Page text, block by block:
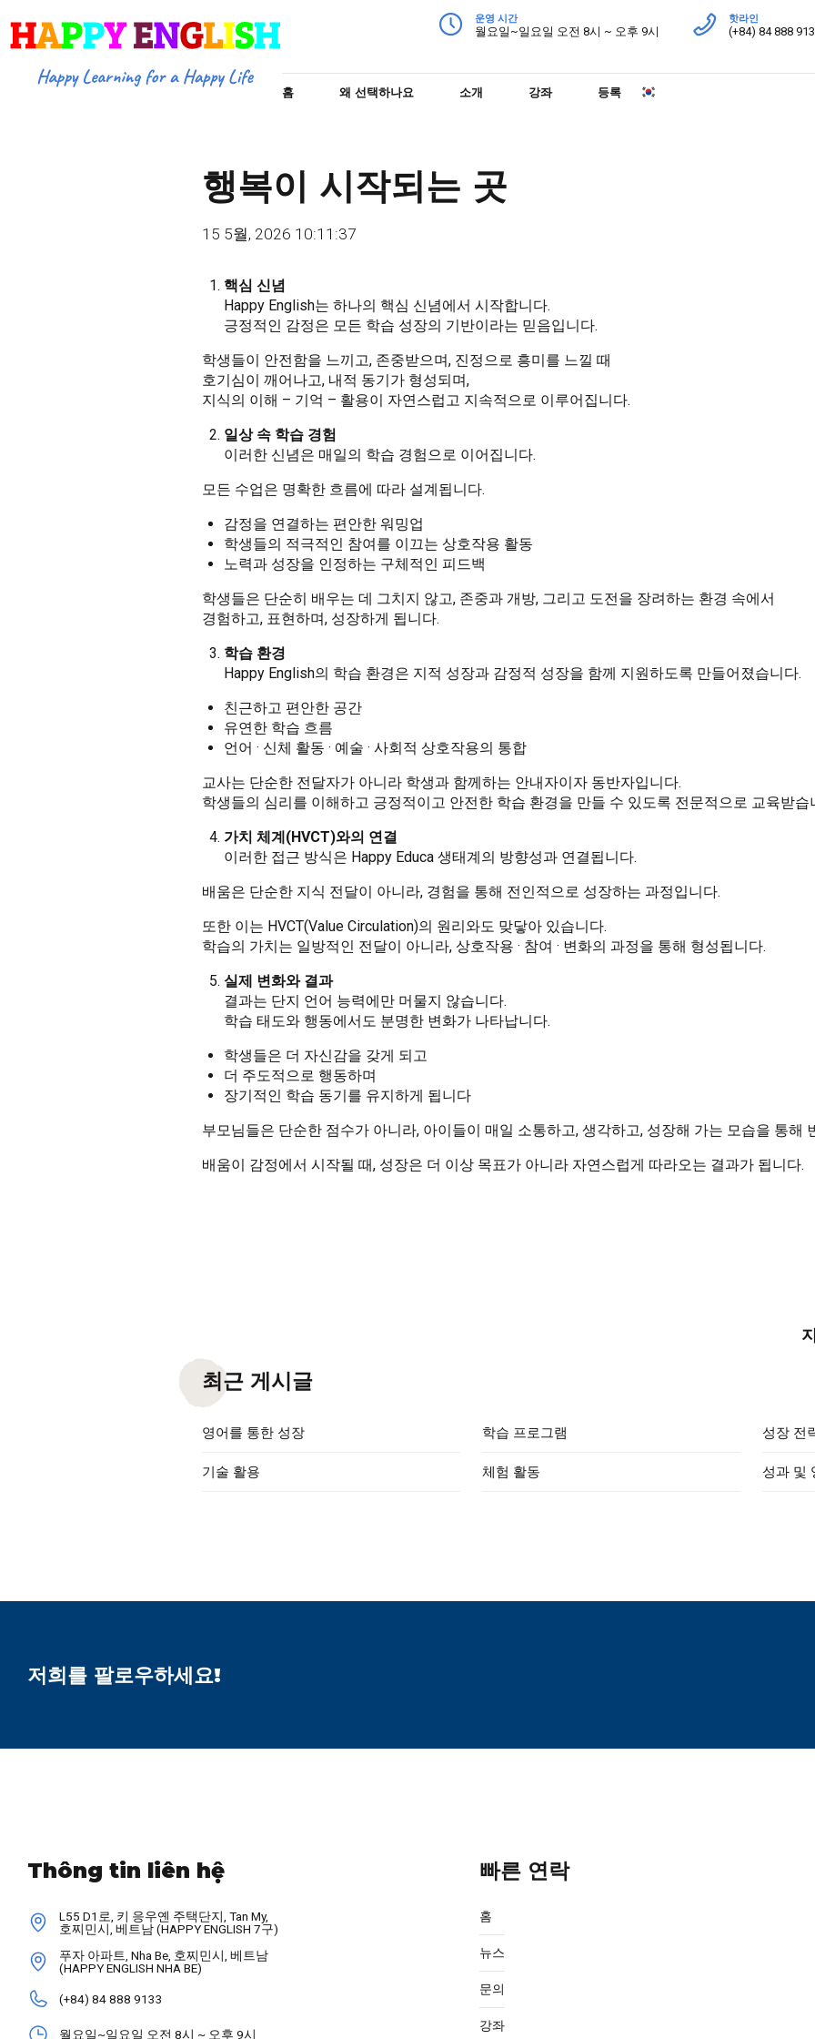
운영 시간
월요일~일요일 오전 8시 ~ 오후 9시
핫라인
(+84) 84 888
홈 왜 선택하나요 소개 강좌 등록
행복이 시작되는 곳
15 5월, 2026 10:11:37
핵심 신념
Happy English는 하나의 핵심 신념에서 시작합니다.
긍정적인 감정은 모든 학습 성장의 기반이라는 믿음입니다.
학생들이 안전함을 느끼고, 존중받으며, 진정으로 흥미를 느낄 때
호기심이 깨어나고, 내적 동기가 형성되며,
지식의 이해 – 기억 – 활용이 자연스럽고 지속적으로 이루어집니다.
일상 속 학습 경험
이러한 신념은 매일의 학습 경험으로 이어집니다.
모든 수업은 명확한 흐름에 따라 설계됩니다.
감정을 연결하는 편안한 워밍업
학생들의 적극적인 참여를 이끄는 상호작용 활동
노력과 성장을 인정하는 구체적인 피드백
학생들은 단순히 배우는 데 그치지 않고, 존중과 개방, 그리고 도전을 장려하는 환경 속에서
경험하고, 표현하며, 성장하게 됩니다.
학습 환경
Happy English의 학습 환경은 지적 성장과 감정적 성장을 함께 지원하도록 만들어졌습니다.
친근하고 편안한 공간
유연한 학습 흐름
언어 · 신체 활동 · 예술 · 사회적 상호작용의 통합
교사는 단순한 전달자가 아니라 학생과 함께하는 안내자이자 동반자입니다.
학생들의 심리를 이해하고 긍정적이고 안전한 학습 환경을 만들 수 있도록 전문적으로 교육받습
가치 체계(HVCT)와의 연결
이러한 접근 방식은 Happy Educa 생태계의 방향성과 연결됩니다.
배움은 단순한 지식 전달이 아니라, 경험을 통해 전인적으로 성장하는 과정입니다.
또한 이는 HVCT(Value Circulation)의 원리와도 맞닿아 있습니다.
학습의 가치는 일방적인 전달이 아니라, 상호작용 · 참여 · 변화의 과정을 통해 형성됩니다.
실제 변화와 결과
결과는 단지 언어 능력에만 머물지 않습니다.
학습 태도와 행동에서도 분명한 변화가 나타납니다.
학생들은 더 자신감을 갖게 되고
더 주도적으로 행동하며
장기적인 학습 동기를 유지하게 됩니다
부모님들은 단순한 점수가 아니라, 아이들이 매일 소통하고, 생각하고, 성장해 가는 모습을 통해
배움이 감정에서 시작될 때, 성장은 더 이상 목표가 아니라 자연스럽게 따라오는 결과가 됩니다.
최근 게시글
영어를 통한 성장 학습 프로그램 성장 전
기술 활용 체험 활동 성과 및
저희를 팔로우하세요!
Thông tin liên hệ
L55 D1로, 키 응우옌 주택단지, Tan My,
호찌민시, 베트남 (HAPPY ENGLISH 7구)
푸자 아파트, Nha Be, 호찌민시, 베트남
(HAPPY ENGLISH NHA BE)
(+84) 84 888 9133
월요일~일요일 오전 8시 ~ 오후 9시
빠른 연락
홈
뉴스
문의
강좌